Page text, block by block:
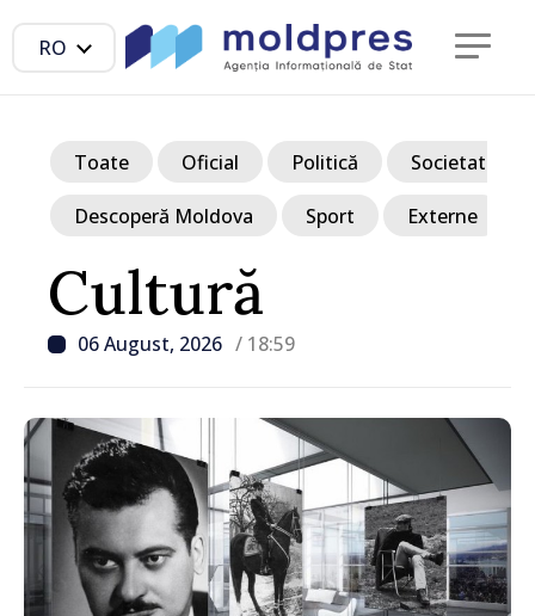
RO
Cultură
06 August, 2026 / 18:59
Toate Oficial Politică Societate
Descoperă Moldova Sport Externe